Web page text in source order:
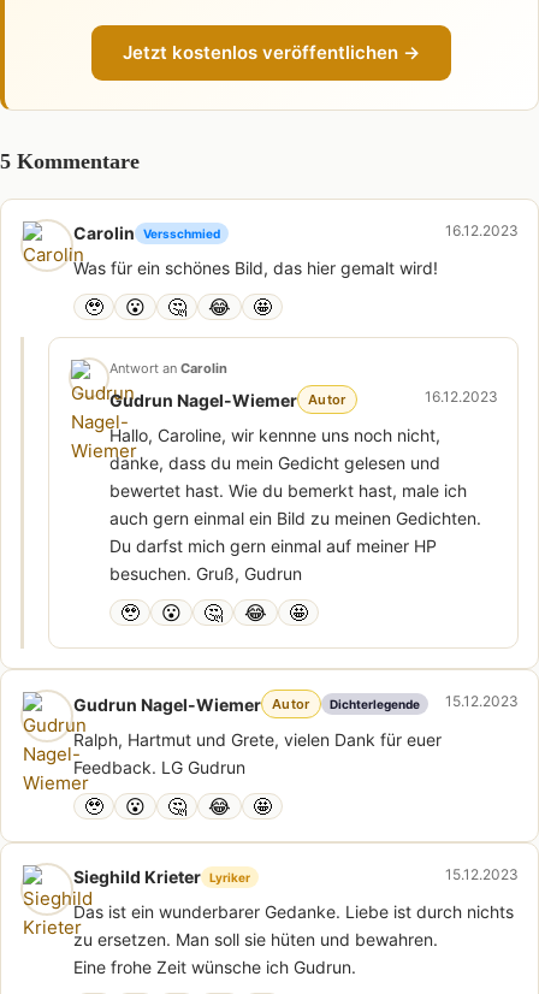
Jetzt kostenlos veröffentlichen →
5 Kommentare
Carolin Versschmied 16.12.2023
Was für ein schönes Bild, das hier gemalt wird!
🥹 😮 🤔 😂 🤩
Antwort an Carolin
Gudrun Nagel-Wiemer Autor 16.12.2023
Hallo, Caroline, wir kennne uns noch nicht,
danke, dass du mein Gedicht gelesen und
bewertet hast. Wie du bemerkt hast, male ich
auch gern einmal ein Bild zu meinen Gedichten.
Du darfst mich gern einmal auf meiner HP
besuchen. Gruß, Gudrun
🥹 😮 🤔 😂 🤩
Gudrun Nagel-Wiemer Autor Dichterlegende 15.12.2023
Ralph, Hartmut und Grete, vielen Dank für euer
Feedback. LG Gudrun
🥹 😮 🤔 😂 🤩
Sieghild Krieter Lyriker 15.12.2023
Das ist ein wunderbarer Gedanke. Liebe ist durch nichts
zu ersetzen. Man soll sie hüten und bewahren.
Eine frohe Zeit wünsche ich Gudrun.